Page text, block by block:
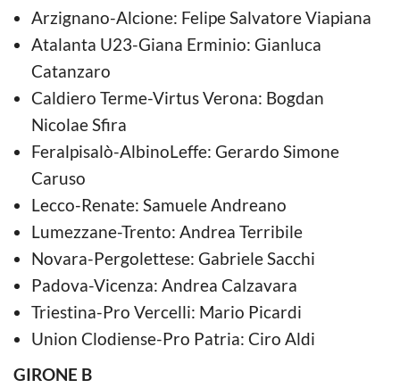
Arzignano-Alcione: Felipe Salvatore Viapiana
Atalanta U23-Giana Erminio: Gianluca
Catanzaro
Caldiero Terme-Virtus Verona: Bogdan
Nicolae Sfira
Feralpisalò-AlbinoLeffe: Gerardo Simone
Caruso
Lecco-Renate: Samuele Andreano
Lumezzane-Trento: Andrea Terribile
Novara-Pergolettese: Gabriele Sacchi
Padova-Vicenza: Andrea Calzavara
Triestina-Pro Vercelli: Mario Picardi
Union Clodiense-Pro Patria: Ciro Aldi
GIRONE B